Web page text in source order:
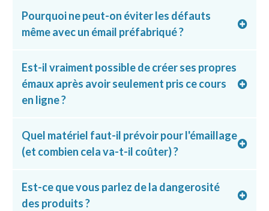
Pourquoi ne peut-on éviter les défauts
même avec un émail préfabriqué ?
Est-il vraiment possible de créer ses propres
émaux après avoir seulement pris ce cours
en ligne ?
Quel matériel faut-il prévoir pour l'émaillage
(et combien cela va-t-il coûter) ?
Est-ce que vous parlez de la dangerosité
des produits ?